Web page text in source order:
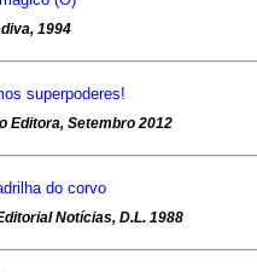
1994
superpoderes!
Editora, Setembro 2012
do corvo
Notícias, D.L. 1988